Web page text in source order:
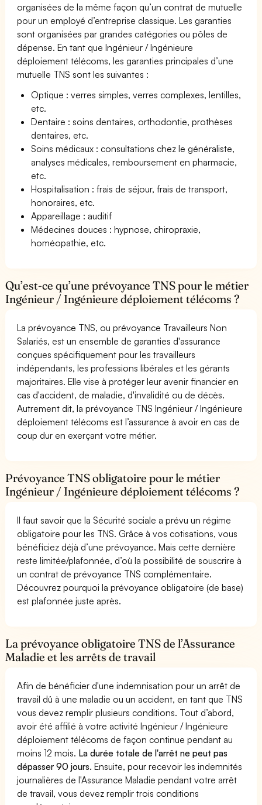
organisées de la même façon qu’un contrat de mutuelle
pour un employé d’entreprise classique. Les garanties
sont organisées par grandes catégories ou pôles de
dépense. En tant que Ingénieur / Ingénieure
déploiement télécoms, les garanties principales d’une
mutuelle TNS sont les suivantes :
Optique : verres simples, verres complexes, lentilles,
etc.
Dentaire : soins dentaires, orthodontie, prothèses
dentaires, etc.
Soins médicaux : consultations chez le généraliste,
analyses médicales, remboursement en pharmacie,
etc.
Hospitalisation : frais de séjour, frais de transport,
honoraires, etc.
Appareillage : auditif
Médecines douces : hypnose, chiropraxie,
homéopathie, etc.
Qu’est-ce qu’une prévoyance TNS pour le métier
Ingénieur / Ingénieure déploiement télécoms ?
La prévoyance TNS, ou prévoyance Travailleurs Non
Salariés, est un ensemble de garanties d'assurance
conçues spécifiquement pour les travailleurs
indépendants, les professions libérales et les gérants
majoritaires. Elle vise à protéger leur avenir financier en
cas d'accident, de maladie, d'invalidité ou de décès.
Autrement dit, la prévoyance TNS Ingénieur / Ingénieure
déploiement télécoms est l’assurance à avoir en cas de
coup dur en exerçant votre métier.
Prévoyance TNS obligatoire pour le métier
Ingénieur / Ingénieure déploiement télécoms ?
Il faut savoir que la Sécurité sociale a prévu un régime
obligatoire pour les TNS. Grâce à vos cotisations, vous
bénéficiez déjà d’une prévoyance. Mais cette dernière
reste limitée/plafonnée, d’où la possibilité de souscrire à
un contrat de prévoyance TNS complémentaire.
Découvrez pourquoi la prévoyance obligatoire (de base)
est plafonnée juste après.
La prévoyance obligatoire TNS de l’Assurance
Maladie et les arrêts de travail
Afin de bénéficier d'une indemnisation pour un arrêt de
travail dû à une maladie ou un accident, en tant que TNS
vous devez remplir plusieurs conditions. Tout d’abord,
avoir été affilié à votre activité Ingénieur / Ingénieure
déploiement télécoms de façon continue pendant au
moins 12 mois. La durée totale de l'arrêt ne peut pas
dépasser 90 jours. Ensuite, pour recevoir les indemnités
journalières de l'Assurance Maladie pendant votre arrêt
de travail, vous devez remplir trois conditions